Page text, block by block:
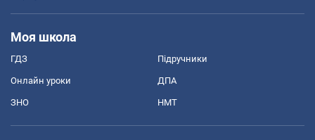
Моя школа
ГДЗ Підручники
Онлайн уроки ДПА
ЗНО НМТ